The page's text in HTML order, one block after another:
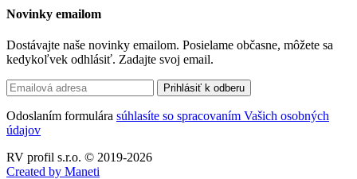
Novinky emailom
Dostávajte naše novinky emailom. Posielame občasne, môžete sa
kedykoľvek odhlásiť. Zadajte svoj email.
Odoslaním formulára súhlasíte so spracovaním Vašich osobných
údajov
RV profil s.r.o. © 2019-2026
Created by Maneti